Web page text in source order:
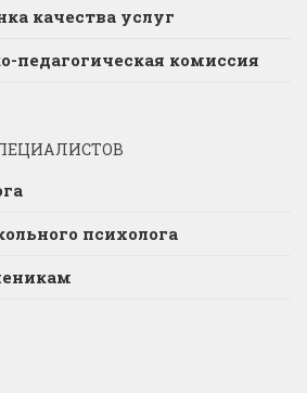
качества услуг
педагогическая комиссия
психолога